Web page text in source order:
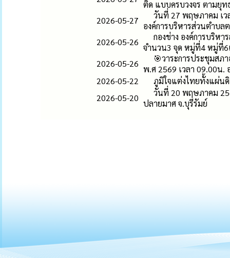
ติด แบบครบวงจร ตามยุท
2026-05-27
วันที่ 27 พฤษภาคม เว
องค์การบริหารส่วนตำบ
2026-05-26
กองช่าง องค์การบริห
จำนวน3 จุด หมู่ที่4 หมู่ที่6
2026-05-26
🎯วาระการประชุมส
พ.ศ 2569 เวลา 09.00น.
2026-05-22
ภูมิใจแต่งไทยทั้งแผ่น
2026-05-20
วันที่ 20 พฤษภาคม
ปลายมาศ จ.บุรีรัมย์